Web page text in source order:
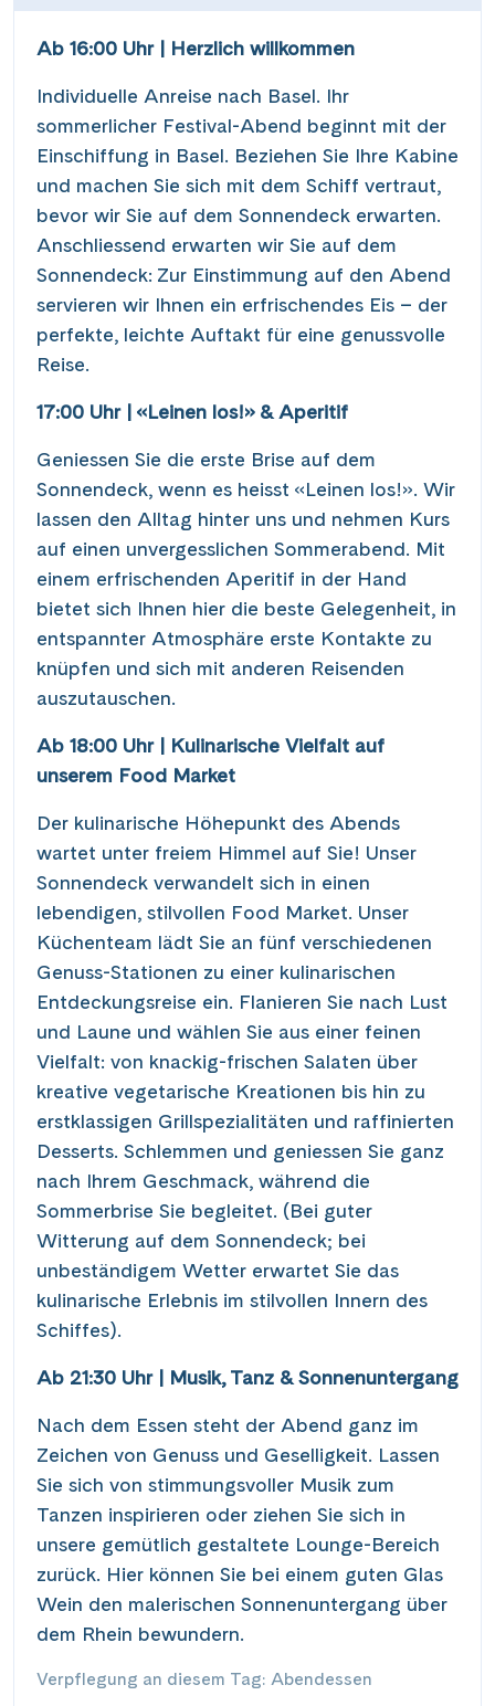
Ab 16:00 Uhr | Herzlich willkommen
Individuelle Anreise nach Basel. Ihr
sommerlicher Festival-Abend beginnt mit der
Einschiffung in Basel. Beziehen Sie Ihre Kabine
und machen Sie sich mit dem Schiff vertraut,
bevor wir Sie auf dem Sonnendeck erwarten.
Anschliessend erwarten wir Sie auf dem
Sonnendeck: Zur Einstimmung auf den Abend
servieren wir Ihnen ein erfrischendes Eis – der
perfekte, leichte Auftakt für eine genussvolle
Reise.
17:00 Uhr | «Leinen los!» & Aperitif
Geniessen Sie die erste Brise auf dem
Sonnendeck, wenn es heisst «Leinen los!». Wir
lassen den Alltag hinter uns und nehmen Kurs
auf einen unvergesslichen Sommerabend. Mit
einem erfrischenden Aperitif in der Hand
bietet sich Ihnen hier die beste Gelegenheit, in
entspannter Atmosphäre erste Kontakte zu
knüpfen und sich mit anderen Reisenden
auszutauschen.
Ab 18:00 Uhr | Kulinarische Vielfalt auf
unserem Food Market
Der kulinarische Höhepunkt des Abends
wartet unter freiem Himmel auf Sie! Unser
Sonnendeck verwandelt sich in einen
lebendigen, stilvollen Food Market. Unser
Küchenteam lädt Sie an fünf verschiedenen
Genuss-Stationen zu einer kulinarischen
Entdeckungsreise ein. Flanieren Sie nach Lust
und Laune und wählen Sie aus einer feinen
Vielfalt: von knackig-frischen Salaten über
kreative vegetarische Kreationen bis hin zu
erstklassigen Grillspezialitäten und raffinierten
Desserts. Schlemmen und geniessen Sie ganz
nach Ihrem Geschmack, während die
Sommerbrise Sie begleitet. (Bei guter
Witterung auf dem Sonnendeck; bei
unbeständigem Wetter erwartet Sie das
kulinarische Erlebnis im stilvollen Innern des
Schiffes).
Ab 21:30 Uhr | Musik, Tanz & Sonnenuntergang
Nach dem Essen steht der Abend ganz im
Zeichen von Genuss und Geselligkeit. Lassen
Sie sich von stimmungsvoller Musik zum
Tanzen inspirieren oder ziehen Sie sich in
unsere gemütlich gestaltete Lounge-Bereich
zurück. Hier können Sie bei einem guten Glas
Wein den malerischen Sonnenuntergang über
dem Rhein bewundern.
Verpflegung an diesem Tag: Abendessen